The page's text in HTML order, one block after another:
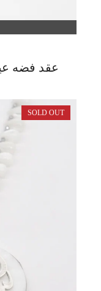
عقد فضه عيار 925 مكتوب عليه
SOLD OUT